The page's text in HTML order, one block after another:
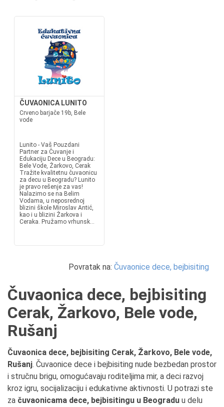
ČUVAONICA LUNITO
Crveno barjače 19b, Bele
vode
Lunito - Vaš Pouzdani
Partner za Čuvanje i
Edukaciju Dece u Beogradu:
Bele Vode, Žarkovo, Cerak
Tražite kvalitetnu čuvaonicu
za decu u Beogradu? Lunito
je pravo rešenje za vas!
Nalazimo se na Belim
Vodama, u neposrednoj
blizini škole Miroslav Antić,
kao i u blizini Žarkova i
Ceraka. Pružamo vrhunsk...
Povratak na: Čuvaonice dece, bejbisiting
Čuvaonica dece, bejbisiting
Cerak, Žarkovo, Bele vode,
Rušanj
Čuvaonica dece, bejbisiting Cerak, Žarkovo, Bele vode,
Rušanj. Čuvaonice dece i bejbisiting nude bezbedan prostor
i stručnu brigu, omogućavaju roditeljima mir, a deci razvoj
kroz igru, socijalizaciju i edukativne aktivnosti. U potrazi ste
za čuvaonicama dece, bejbisitingu u Beogradu u delu